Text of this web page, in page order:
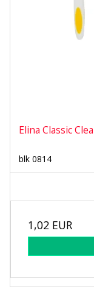
Elina Classic
blk 0814
1,02 EUR